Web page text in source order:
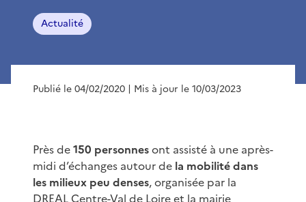
Actualité
Publié le 04/02/2020 | Mis à jour le 10/03/2023
Près de150 personnesont assisté à une après-
midi d’échanges autour de la mobilité dans
les milieux peu denses, organisée par la
DREAL Centre-Val de Loire et la mairie